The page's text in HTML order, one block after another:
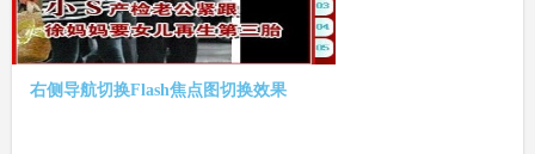
右侧导航切换Flash焦点图切换效果